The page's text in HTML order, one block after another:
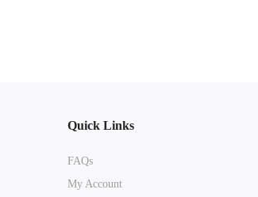
Quick Links
FAQs
My Account